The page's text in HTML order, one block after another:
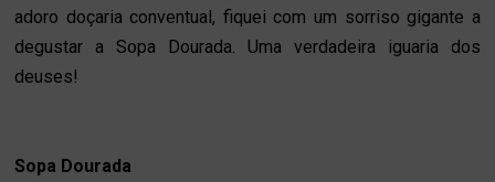
adoro doçaria conventual, fiquei com um sorriso gigante a
degustar a Sopa Dourada. Uma verdadeira iguaria dos
deuses!
Sopa Dourada